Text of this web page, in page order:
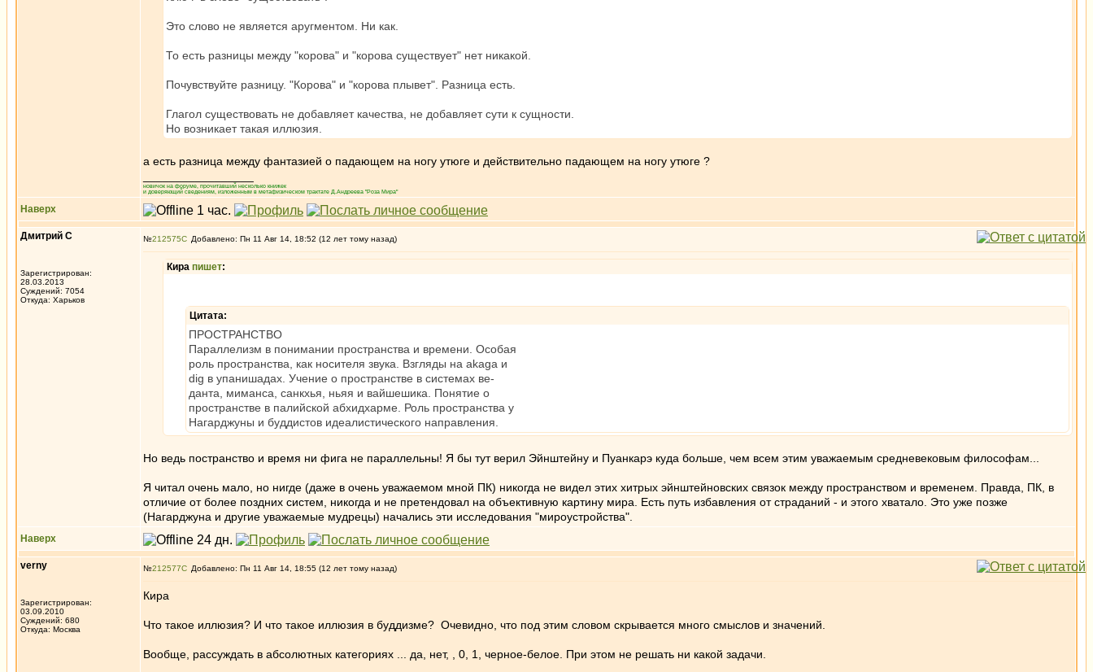
Это слово не является аругментом. Ни как.
То есть разницы между "корова" и "корова существует" нет никакой.
Почувствуйте разницу. "Корова" и "корова плывет". Разница есть.
Глагол существовать не добавляет качества, не добавляет сути к сущности.
Но возникает такая иллюзия.
а есть разница между фантазией о падающем на ногу утюге и действительно падающем на ногу утюге ?
новичок на форуме, прочитавший несколько книжек
и доверяющий сведениям, изложенным в метафизическом трактате Д.Андреева "Роза Мира"
Наверх
Дмитрий С
Зарегистрирован:
28.03.2013
Суждений: 7054
Откуда: Харьков
№212575 Добавлено: Пн 11 Авг 14, 18:52 (12 лет тому назад)
Кира пишет:
Цитата:
ПРОСТРАНСТВО
Параллелизм в понимании пространства и времени. Особая
роль пространства, как носителя звука. Взгляды на akaga и
dig в упанишадах. Учение о пространстве в системах ве-
данта, миманса, санкхья, ньяя и вайшешика. Понятие о
пространстве в палийской абхидхарме. Роль пространства у
Нагарджуны и буддистов идеалистического направления.
Но ведь постранство и время ни фига не параллельны! Я бы тут верил Эйнштейну и Пуанкарэ куда больше, чем всем этим уважаемым средневековым философам...
Я читал очень мало, но нигде (даже в очень уважаемом мной ПК) никогда не видел этих хитрых эйнштейновских связок между пространством и временем. Правда, ПК, в
отличие от более поздних систем, никогда и не претендовал на объективную картину мира. Есть путь избавления от страданий - и этого хватало. Это уже позже
(Нагарджуна и другие уважаемые мудрецы) начались эти исследования "мироустройства".
Наверх
verny
Зарегистрирован:
03.09.2010
Суждений: 680
Откуда: Москва
№212577 Добавлено: Пн 11 Авг 14, 18:55 (12 лет тому назад)
Кира
Что такое иллюзия? И что такое иллюзия в буддизме? Очевидно, что под этим словом скрывается много смыслов и значений.
Вообще, рассуждать в абсолютных категориях ... да, нет, , 0, 1, черное-белое. При этом не решать ни какой задачи.